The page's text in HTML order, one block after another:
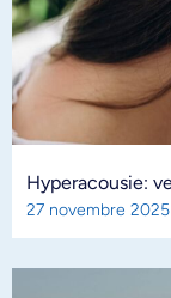
Hyperacousie:
27 novembre 2025